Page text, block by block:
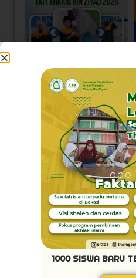
Load More
Visi Kami
1000 SISWA BARU